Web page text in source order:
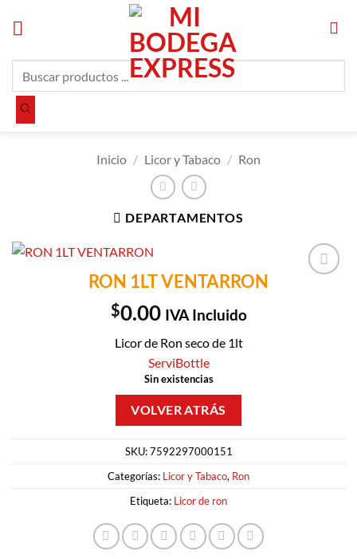
productos
Inicio / Licor y Tabaco / Ron
DEPARTAMENTOS
RON 1LT VENTARRON
$0.00 IVA Incluido
Licor de Ron seco de 1lt
ServiBottle
Sin existencias
SKU:7592297000151
Categorías: Licor y Tabaco, Ron
Etiqueta: Licor de ron